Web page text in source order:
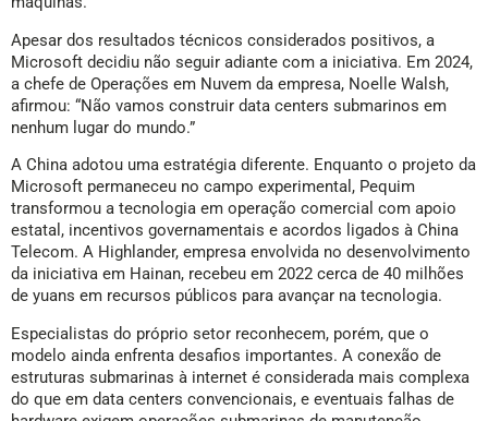
Apesar dos resultados técnicos considerados positivos, a
Microsoft decidiu não seguir adiante com a iniciativa. Em 2024,
a chefe de Operações em Nuvem da empresa, Noelle Walsh,
afirmou: “Não vamos construir data centers submarinos em
nenhum lugar do mundo.”
A China adotou uma estratégia diferente. Enquanto o projeto da
Microsoft permaneceu no campo experimental, Pequim
transformou a tecnologia em operação comercial com apoio
estatal, incentivos governamentais e acordos ligados à China
Telecom. A Highlander, empresa envolvida no desenvolvimento
da iniciativa em Hainan, recebeu em 2022 cerca de 40 milhões
de yuans em recursos públicos para avançar na tecnologia.
Especialistas do próprio setor reconhecem, porém, que o
modelo ainda enfrenta desafios importantes. A conexão de
estruturas submarinas à internet é considerada mais complexa
do que em data centers convencionais, e eventuais falhas de